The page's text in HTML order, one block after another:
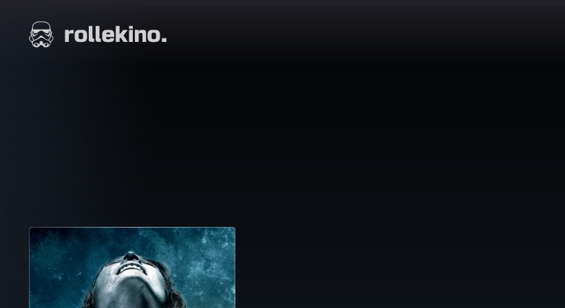
suoraan
sisältöön
Elokuvat ja elokuva-arviot | Rollekino.fi